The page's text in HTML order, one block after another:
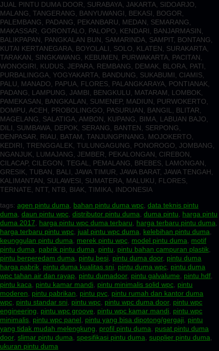
JUAL PINTU DUMA DOOR, SURABAYA, JAKARTA, SIDOARJO,
MALANG, TANGERANG, BANYUWANGI, BEKASI, BOGOR,
PALEMBANG, PADANG, PEKANBARU, MEDAN, SEMARANG,
MAKASSAR, GORONTALO, PALOPO, KENDARI, BANJARMASIN,
BALIKPAPAN, PANGKALAN BUN, SAMARINDA, SAMPIT, BONTANG,
KUTAI KERTANEGARA, BOYOLALI, SOLO, KLATEN, SURAKARTA,
TARAKAN, SINGKAWANG, KEBUMEN, PURWAKARTA, PACITAN,
WONOGIRI, KUDUS, JEPARA, REMBANG, DEMAK, BLORA, PATI,
PURBALINGGA, YOGYAKARTA, BANDUNG, SUKABUMI, CIAMIS,
PALU, MANADO, PAPUA, FLORES, PALANGKARAYA, PONTIANAK,
PADANG, LAMPUNG, JAMBI, BENGKULU, MATARAM, LOMBOK,
PAMEKASAN, BANGKALAN, SUMENEP, MADIUN, PURWOKERTO,
DOMPU, ACEH, PROBOLINGGO, PASURUAN, BANGIL, BLITAR,
MAGELANG, SALATIGA, AMBON, KUPANG, BIMA, LABUAN BAJO,
DILI, SUMBAWA, DEPOK, SERANG, BANTEN, SERPONG,
DENPASAR, RIAU, BATAM, TANJUNGPINANG, MOJOKERTO,
KEDIRI, TRENGGALEK, TULUNGAGUNG, PONOROGO, JOMBANG,
NGANJUK, LUMAJANG, JEMBER, PEKALONGAN, CIREBON,
CILACAP, CILEGON, TEGAL, PEMALANG, BREBES, LAMONGAN,
GRESIK, TUBAN, BALI, JAWA TIMUR, JAWA BARAT, JAWA TENGAH,
KALIMANTAN, SULAWESI, SUMATERA, MALUKU, FLORES,
TERNATE, NTT, NTB, BIAK, TIMIKA, INDONESIA
tags: agen pintu duma, bahan pintu duma wpc, data teknis pintu
duma, daun pintu wpc, distributor pintu duma, duma pintu, harga pintu
duma 2017, harga pintu wpc duma terbaru, harga terbaru pintu duma,
harga terbaru pintu wpc, jual pintu wpc duma, kelebihan pintu duma,
keunggulan pintu duma, merek pintu wpc, model pintu duma, motif
pintu duma, pabrik pintu duma, pintu, pintu bahan campuran plastik,
pintu berperedam duma, pintu besi, pintu duma door, pintu duma
harga pabrik, pintu duma kualitas sni, pintu duma wpc, pintu duma
wpc tahan air dan rayap, pintu dumadoor, pintu galvalume, pintu hdf,
pintu kaca, pintu kamar mandi, pintu minimalis solid wpc, pintu
moderen, pintu pabrikan, pintu pvc, pintu rumah dan kantor duma
wpc, pintu standar sni, pintu wpc, pintu wpc duma door, pintu wpc
engineering, pintu wpc groove, pintu wpc kamar mandi, pintu wpc
minimalis, pintu wpc panel, pintu yang bisa dipotong/gergaji, pintu
yang tidak mudah melengkung, profil pintu duma, pusat pintu duma
door, slimar pintu duma, spesifikasi pintu duma, supplier pintu duma,
ukuran pintu duma